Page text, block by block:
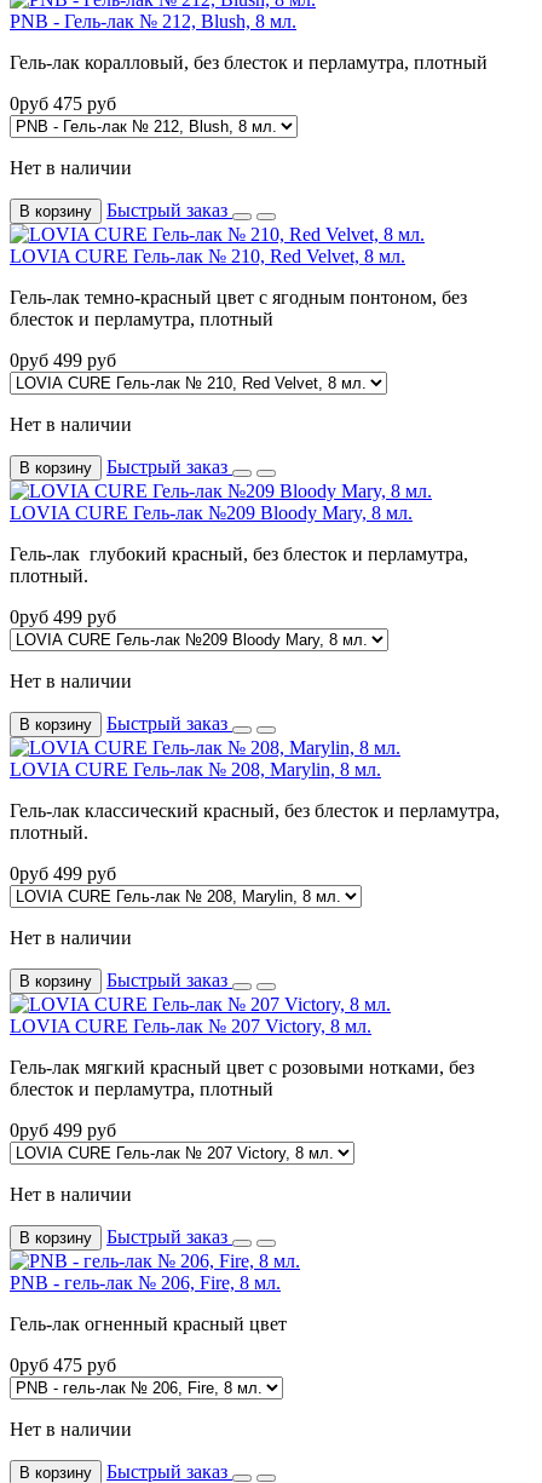
PNB - Гель-лак № 212, Blush, 8 мл.
Гель-лак коралловый, без блесток и перламутра, плотный
0руб 475 руб
Нет в наличии
В корзину Быстрый заказ
LOVIA CURE Гель-лак № 210, Red Velvet, 8 мл.
Гель-лак темно-красный цвет с ягодным понтоном, без
блесток и перламутра, плотный
0руб 499 руб
Нет в наличии
В корзину Быстрый заказ
LOVIA CURE Гель-лак №209 Bloody Mary, 8 мл.
Гель-лак глубокий красный, без блесток и перламутра,
плотный.
0руб 499 руб
Нет в наличии
В корзину Быстрый заказ
LOVIA CURE Гель-лак № 208, Marylin, 8 мл.
Гель-лак классический красный, без блесток и перламутра,
плотный.
0руб 499 руб
Нет в наличии
В корзину Быстрый заказ
LOVIA CURE Гель-лак № 207 Victory, 8 мл.
Гель-лак мягкий красный цвет с розовыми нотками, без
блесток и перламутра, плотный
0руб 499 руб
Нет в наличии
В корзину Быстрый заказ
PNB - гель-лак № 206, Fire, 8 мл.
Гель-лак огненный красный цвет
0руб 475 руб
Нет в наличии
В корзину Быстрый заказ